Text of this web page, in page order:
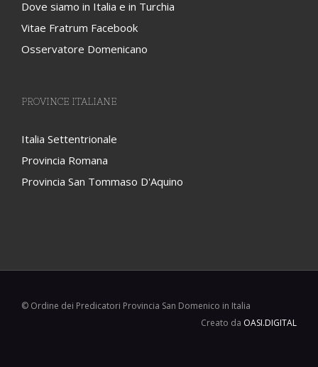
Dove siamo in Italia e in Turchia
Vitae Fratrum Facebook
Osservatore Domenicano
PROVINCE ITALIANE
Italia Settentrionale
Provincia Romana
Provincia San Tommaso D'Aquino
© Ordine dei Predicatori Provincia San Domenico in Italia
Creato da OASI.DIGITAL